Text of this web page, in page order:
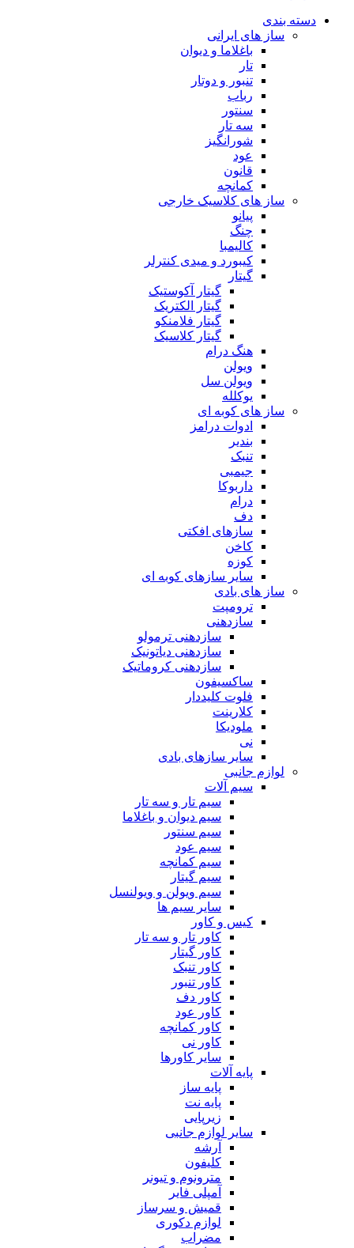
دسته بندی
ساز های ایرانی
باغلاما و دیوان
تار
تنبور و دوتار
رباب
سنتور
سه تار
شورانگیز
عود
قانون
کمانچه
ساز های کلاسیک خارجی
پیانو
چنگ
کالیمبا
کیبورد و میدی کنترلر
گیتار
گیتار آکوستیک
گیتار الکتریک
گیتار فلامنکو
گیتار کلاسیک
هنگ درام
ویولن
ویولن سل
یوکلله
ساز های کوبه ای
ادوات درامز
بندیر
تنبک
جیمبی
داربوکا
درام
دف
سازهای افکتی
کاخن
کوزه
سایر سازهای کوبه ای
ساز های بادی
ترومپت
سازدهنی
سازدهنی ترمولو
سازدهنی دیاتونیک
سازدهنی کروماتیک
ساکسیفون
فلوت کلیددار
کلارینت
ملودیکا
نی
سایر سازهای بادی
لوازم جانبی
سیم آلات
سیم تار و سه تار
سیم دیوان و باغلاما
سیم سنتور
سیم عود
سیم کمانچه
سیم گیتار
سیم ویولن و ویولنسل
سایر سیم ها
کیس و کاور
کاور تار و سه تار
کاور گیتار
کاور تنبک
کاور تنبور
کاور دف
کاور عود
کاور کمانچه
کاور نی
سایر کاورها
پایه آلات
پایه ساز
پایه نت
زیرپایی
سایر لوازم جانبی
آرشه
کلیفون
مترونوم و تیونر
آمپلی فایر
قمیش و سرساز
لوازم دکوری
مضراب